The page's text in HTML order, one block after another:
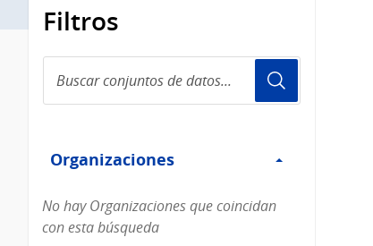
Filtros
conjuntos
de
Organizaciones
Organizaciones
No hay Organizaciones que coincidan
con esta búsqueda